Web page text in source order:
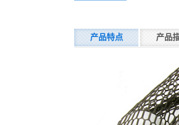
产品特点 产品